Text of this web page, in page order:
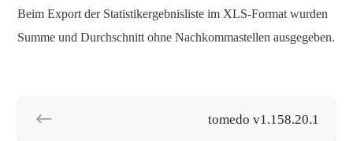
Beim Export der Statistikergebnisliste im XLS-Format wurden
Summe und Durchschnitt ohne Nachkommastellen ausgegeben.
tomedo v1.158.20.1